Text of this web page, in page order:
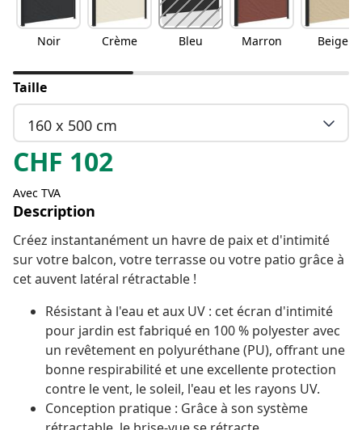
Noir Crème Bleu Marron Beige
Taille
160 x 500 cm
CHF 102
Avec TVA
Description
Créez instantanément un havre de paix et d'intimité
sur votre balcon, votre terrasse ou votre patio grâce à
cet auvent latéral rétractable !
Résistant à l'eau et aux UV : cet écran d'intimité
pour jardin est fabriqué en 100 % polyester avec
un revêtement en polyuréthane (PU), offrant une
bonne respirabilité et une excellente protection
contre le vent, le soleil, l'eau et les rayons UV.
Conception pratique : Grâce à son système